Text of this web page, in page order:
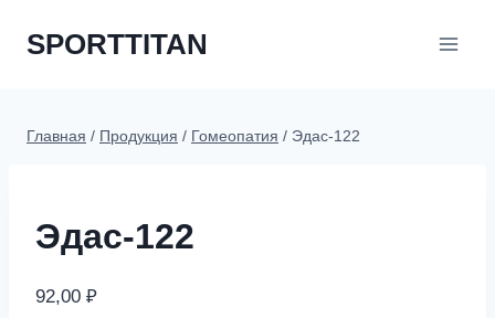
SPORTTITAN
Главная / Продукция / Гомеопатия / Эдас-122
Эдас-122
92,00 ₽